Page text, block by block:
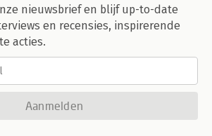
nieuwsbrief en blijf up-to-date
en recensies, inspirerende
acties.
Aanmelden